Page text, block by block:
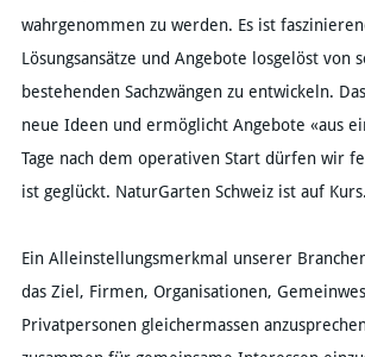
wahrgenommen zu werden. Es ist
Lösungsansätze und Angebote losgelöst von
bestehenden Sachzwängen zu entwickeln.
neue Ideen und ermöglicht Angebote «aus
Tage nach dem operativen Start dürfen wir
ist geglückt. NaturGarten Schweiz ist auf Kurs.
Ein Alleinstellungsmerkmal unserer
das Ziel, Firmen, Organisationen,
Privatpersonen gleichermassen